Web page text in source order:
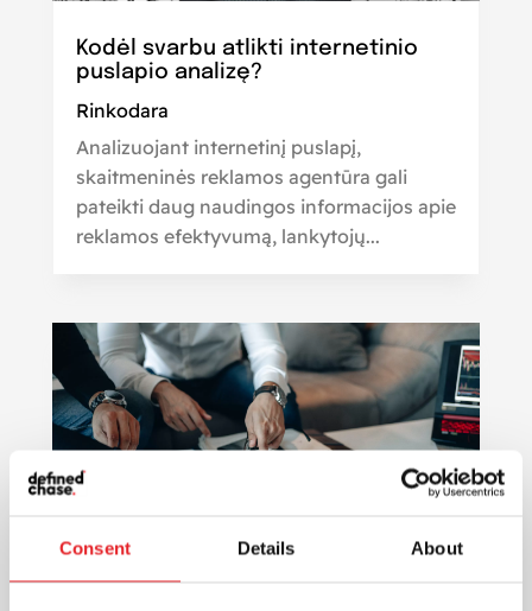
Consent Details About
Kodėl svarbu atlikti internetinio
puslapio analizę?
Rinkodara
Analizuojant internetinį puslapį,
skaitmeninės reklamos agentūra gali
pateikti daug naudingos informacijos apie
reklamos efektyvumą, lankytojų...